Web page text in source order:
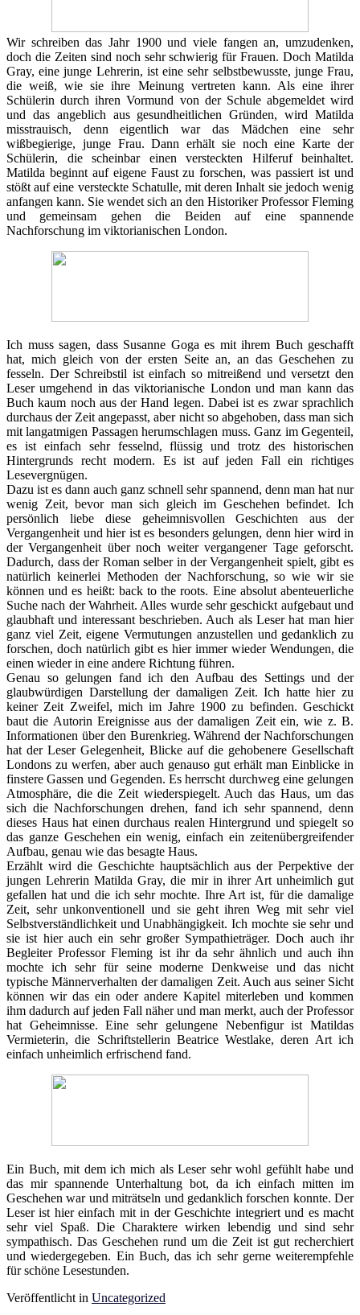
Wir schreiben das Jahr 1900 und viele fangen an, umzudenken,
doch die Zeiten sind noch sehr schwierig für Frauen. Doch Matilda
Gray, eine junge Lehrerin, ist eine sehr selbstbewusste, junge Frau,
die weiß, wie sie ihre Meinung vertreten kann. Als eine ihrer
Schülerin durch ihren Vormund von der Schule abgemeldet wird
und das angeblich aus gesundheitlichen Gründen, wird Matilda
misstrauisch, denn eigentlich war das Mädchen eine sehr
wißbegierige, junge Frau. Dann erhält sie noch eine Karte der
Schülerin, die scheinbar einen versteckten Hilferuf beinhaltet.
Matilda beginnt auf eigene Faust zu forschen, was passiert ist und
stößt auf eine versteckte Schatulle, mit deren Inhalt sie jedoch wenig
anfangen kann. Sie wendet sich an den Historiker Professor Fleming
und gemeinsam gehen die Beiden auf eine spannende
Nachforschung im viktorianischen London.
Ich muss sagen, dass Susanne Goga es mit ihrem Buch geschafft
hat, mich gleich von der ersten Seite an, an das Geschehen zu
fesseln. Der Schreibstil ist einfach so mitreißend und versetzt den
Leser umgehend in das viktorianische London und man kann das
Buch kaum noch aus der Hand legen. Dabei ist es zwar sprachlich
durchaus der Zeit angepasst, aber nicht so abgehoben, dass man sich
mit langatmigen Passagen herumschlagen muss. Ganz im Gegenteil,
es ist einfach sehr fesselnd, flüssig und trotz des historischen
Hintergrunds recht modern. Es ist auf jeden Fall ein richtiges
Lesevergnügen.
Dazu ist es dann auch ganz schnell sehr spannend, denn man hat nur
wenig Zeit, bevor man sich gleich im Geschehen befindet. Ich
persönlich liebe diese geheimnisvollen Geschichten aus der
Vergangenheit und hier ist es besonders gelungen, denn hier wird in
der Vergangenheit über noch weiter vergangener Tage geforscht.
Dadurch, dass der Roman selber in der Vergangenheit spielt, gibt es
natürlich keinerlei Methoden der Nachforschung, so wie wir sie
können und es heißt: back to the roots. Eine absolut abenteuerliche
Suche nach der Wahrheit. Alles wurde sehr geschickt aufgebaut und
glaubhaft und interessant beschrieben. Auch als Leser hat man hier
ganz viel Zeit, eigene Vermutungen anzustellen und gedanklich zu
forschen, doch natürlich gibt es hier immer wieder Wendungen, die
einen wieder in eine andere Richtung führen.
Genau so gelungen fand ich den Aufbau des Settings und der
glaubwürdigen Darstellung der damaligen Zeit. Ich hatte hier zu
keiner Zeit Zweifel, mich im Jahre 1900 zu befinden. Geschickt
baut die Autorin Ereignisse aus der damaligen Zeit ein, wie z. B.
Informationen über den Burenkrieg. Während der Nachforschungen
hat der Leser Gelegenheit, Blicke auf die gehobenere Gesellschaft
Londons zu werfen, aber auch genauso gut erhält man Einblicke in
finstere Gassen und Gegenden. Es herrscht durchweg eine gelungen
Atmosphäre, die die Zeit wiederspiegelt. Auch das Haus, um das
sich die Nachforschungen drehen, fand ich sehr spannend, denn
dieses Haus hat einen durchaus realen Hintergrund und spiegelt so
das ganze Geschehen ein wenig, einfach ein zeitenübergreifender
Aufbau, genau wie das besagte Haus.
Erzählt wird die Geschichte hauptsächlich aus der Perpektive der
jungen Lehrerin Matilda Gray, die mir in ihrer Art unheimlich gut
gefallen hat und die ich sehr mochte. Ihre Art ist, für die damalige
Zeit, sehr unkonventionell und sie geht ihren Weg mit sehr viel
Selbstverständlichkeit und Unabhängigkeit. Ich mochte sie sehr und
sie ist hier auch ein sehr großer Sympathieträger. Doch auch ihr
Begleiter Professor Fleming ist ihr da sehr ähnlich und auch ihn
mochte ich sehr für seine moderne Denkweise und das nicht
typische Männerverhalten der damaligen Zeit. Auch aus seiner Sicht
können wir das ein oder andere Kapitel miterleben und kommen
ihm dadurch auf jeden Fall näher und man merkt, auch der Professor
hat Geheimnisse. Eine sehr gelungene Nebenfigur ist Matildas
Vermieterin, die Schriftstellerin Beatrice Westlake, deren Art ich
einfach unheimlich erfrischend fand.
Ein Buch, mit dem ich mich als Leser sehr wohl gefühlt habe und
das mir spannende Unterhaltung bot, da ich einfach mitten im
Geschehen war und miträtseln und gedanklich forschen konnte. Der
Leser ist hier einfach mit in der Geschichte integriert und es macht
sehr viel Spaß. Die Charaktere wirken lebendig und sind sehr
sympathisch. Das Geschehen rund um die Zeit ist gut recherchiert
und wiedergegeben. Ein Buch, das ich sehr gerne weiterempfehle
für schöne Lesestunden.
Veröffentlicht in Uncategorized